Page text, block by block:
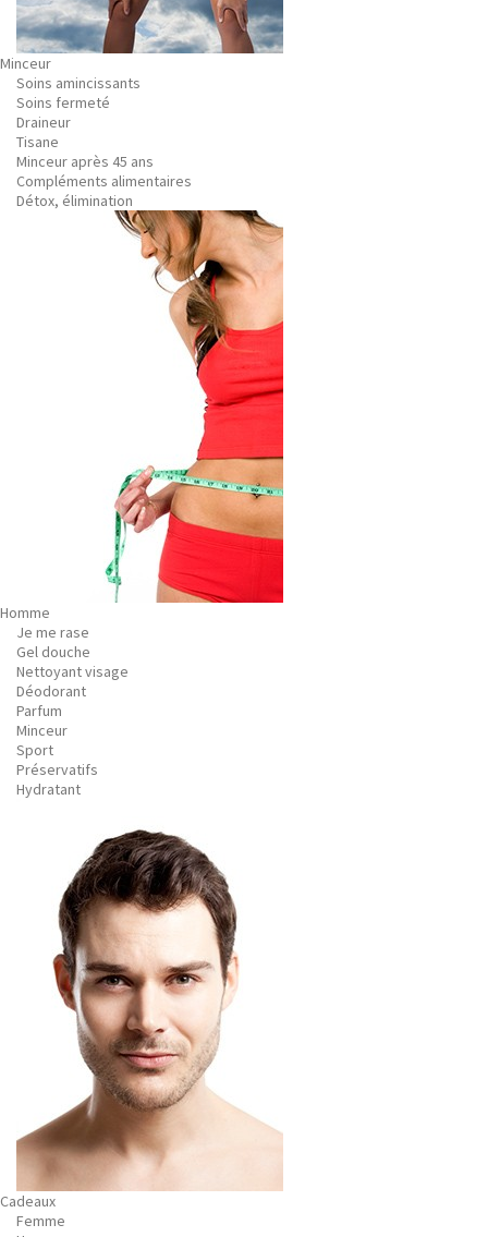
Minceur
Soins amincissants
Soins fermeté
Draineur
Tisane
Minceur après 45 ans
Compléments alimentaires
Détox, élimination
Homme
Je me rase
Gel douche
Nettoyant visage
Déodorant
Parfum
Minceur
Sport
Préservatifs
Hydratant
Cadeaux
Femme